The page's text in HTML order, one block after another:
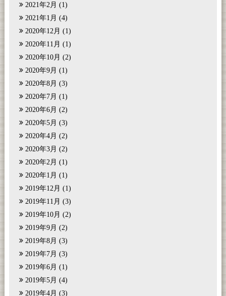
2021年2月 (1)
2021年1月 (4)
2020年12月 (1)
2020年11月 (1)
2020年10月 (2)
2020年9月 (1)
2020年8月 (3)
2020年7月 (1)
2020年6月 (2)
2020年5月 (3)
2020年4月 (2)
2020年3月 (2)
2020年2月 (1)
2020年1月 (1)
2019年12月 (1)
2019年11月 (3)
2019年10月 (2)
2019年9月 (2)
2019年8月 (3)
2019年7月 (3)
2019年6月 (1)
2019年5月 (4)
2019年4月 (3)